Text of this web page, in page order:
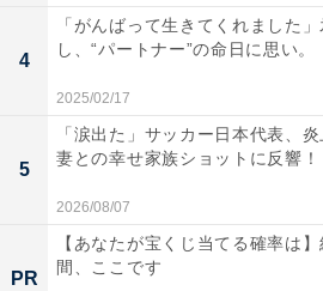
4
「がんばって生きてくれました
し、“パートナー”の命日に思い
2025/02/17
5
「涙出た」サッカー日本代表、
妻との幸せ家族ショットに反響
2026/08/07
PR
【あなたが宝くじ当てる確率は
間、ここです